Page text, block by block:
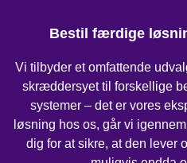
Bestil færdige
Vi tilbyder et omfattende
skræddersyet til forskellige
systemer – det er vores
løsning hos os, går vi
dig for at sikre, at den lever